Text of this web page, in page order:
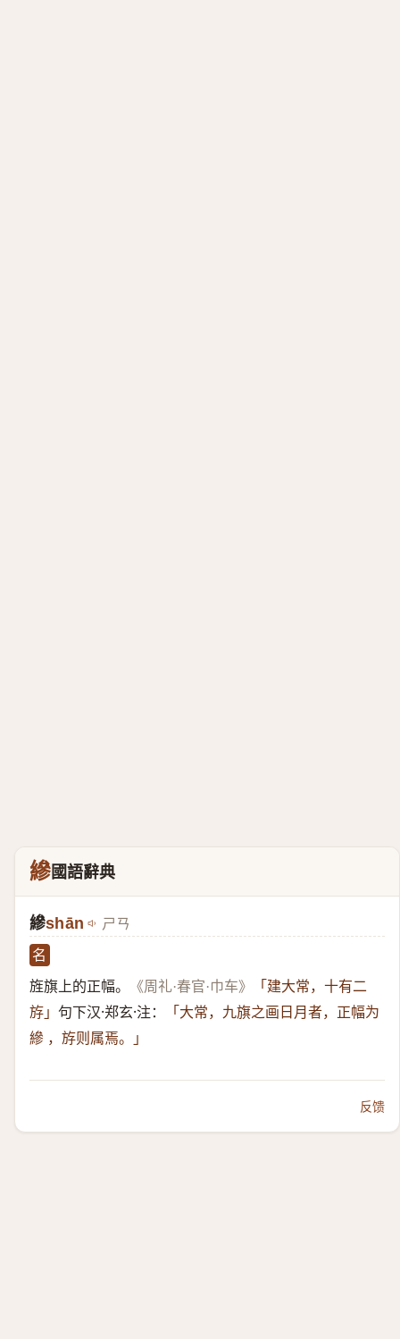
縿國語辭典
縿shān ㄕㄢ
名
旌旗上的正幅。 《周礼·春官·巾车》
「建大常，十有二
斿」 句下汉·郑玄·注：
「大常，九旗之画日月者，正幅为
縿 ，斿则属焉。」
反馈